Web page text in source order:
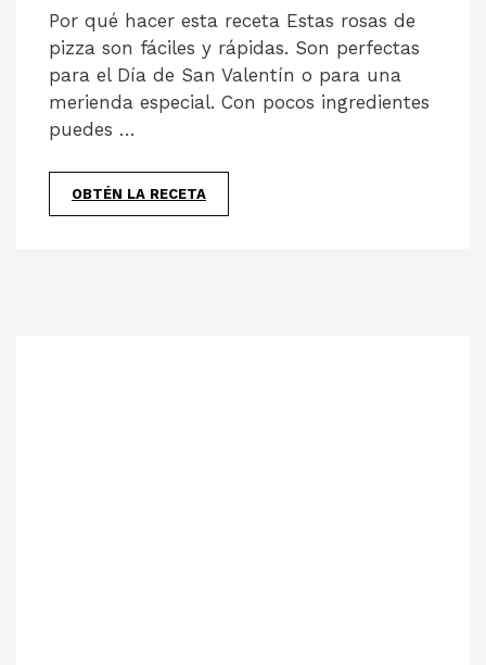
Por qué hacer esta receta Estas rosas de
pizza son fáciles y rápidas. Son perfectas
para el Día de San Valentín o para una
merienda especial. Con pocos ingredientes
puedes …
OBTÉN LA RECETA